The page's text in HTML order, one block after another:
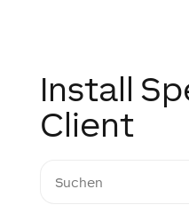
Install
Client